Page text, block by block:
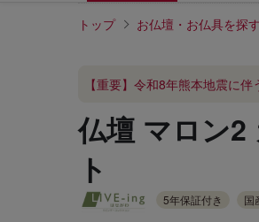
トップ お仏壇・お仏具を探す
【重要】令和8年熊本地震に
仏壇 マロン2
ト
5年保証付き 国